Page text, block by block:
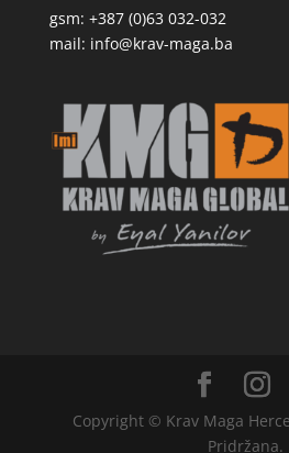
gsm: +387 (0)63 032-032
mail: info@krav-maga.ba
Copyright © Krav Maga
Pridržana.